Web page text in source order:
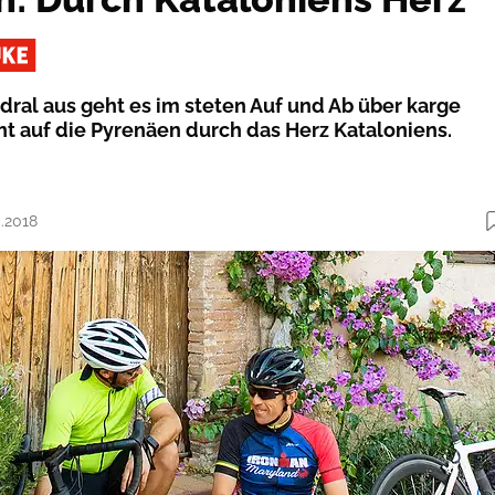
aus geht es im steten Auf und Ab über karge
auf die Pyrenäen durch das Herz Kataloniens.